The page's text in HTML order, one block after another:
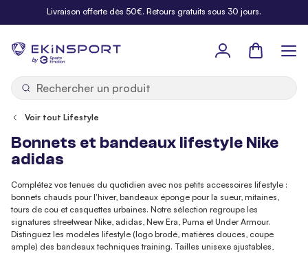
Allez au contenuLivraison offerte dès 50€. Retours gratuits sous 30 jours.
by
Panier
Voir tout Lifestyle
Bonnets et bandeaux lifestyle Nike
adidas
Complétez vos tenues du quotidien avec nos petits accessoires lifestyle :
bonnets chauds pour l'hiver, bandeaux éponge pour la sueur, mitaines,
tours de cou et casquettes urbaines. Notre sélection regroupe les
signatures streetwear Nike, adidas, New Era, Puma et Under Armour.
Distinguez les modèles lifestyle (logo brodé, matières douces, coupe
ample) des bandeaux techniques training. Tailles unisexe ajustables,